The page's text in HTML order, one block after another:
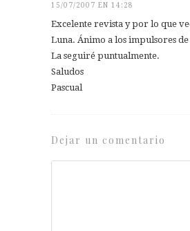
15/07/2007 EN 14:28
Excelente revista y por lo que
Luna. Ánimo a los impulsores
La seguiré puntualmente.
Saludos
Pascual
Dejar un comentario